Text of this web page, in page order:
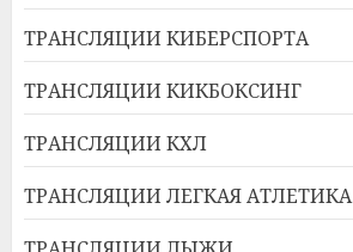
ТРАНСЛЯЦИИ КИБЕРСПОРТА
ТРАНСЛЯЦИИ КИКБОКСИНГ
ТРАНСЛЯЦИИ КХЛ
ТРАНСЛЯЦИИ ЛЕГКАЯ АТЛЕТИКА